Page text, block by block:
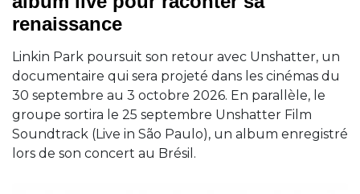
renaissance
Linkin Park poursuit son retour avec Unshatter, un
documentaire qui sera projeté dans les cinémas du
30 septembre au 3 octobre 2026. En parallèle, le
groupe sortira le 25 septembre Unshatter Film
Soundtrack (Live in São Paulo), un album enregistré
lors de son concert au Brésil.